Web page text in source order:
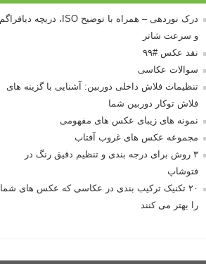
درک نوردهی – همراه با توضیح ISO، دریچه دیافراگم
و سرعت شاتر
نقد عکس #۹۹
سوالات عکاسی
تنظیمات فلاش داخلی دوربین: آشنایی با گزینه های
فلاش توکار دوربین شما
نمونه های زیبای عکس های مفهومی
مجموعه عکس های غروب آفتاب
۳ روش برای درجه بندی و تنظیم دقیق رنگ در
فتوشاپ
۲۰ تکنیک ترکیب بندی در عکاسی که عکس های شما
را بهتر می کنند